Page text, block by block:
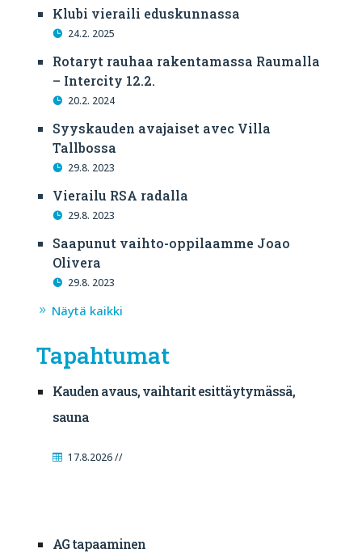
Klubi vieraili eduskunnassa
24.2. 2025
Rotaryt rauhaa rakentamassa Raumalla
– Intercity 12.2.
20.2. 2024
Syyskauden avajaiset avec Villa
Tallbossa
29.8. 2023
Vierailu RSA radalla
29.8. 2023
Saapunut vaihto-oppilaamme Joao
Olivera
29.8. 2023
Näytä kaikki
Tapahtumat
Kauden avaus, vaihtarit esittäytymässä,
sauna
17.8.2026 //
AG tapaaminen